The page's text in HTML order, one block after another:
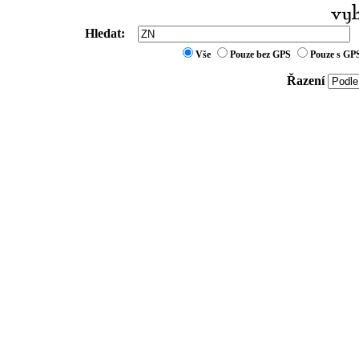
Hledat:
Vše Pouze bez GPS Pouze s
Řazení